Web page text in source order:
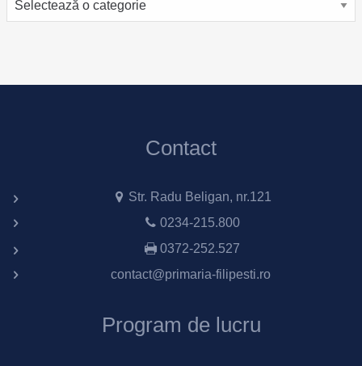
Contact
Str. Radu Beligan, nr.121
0234-215.800
0372-252.527
contact@primaria-filipesti.ro
Program de lucru